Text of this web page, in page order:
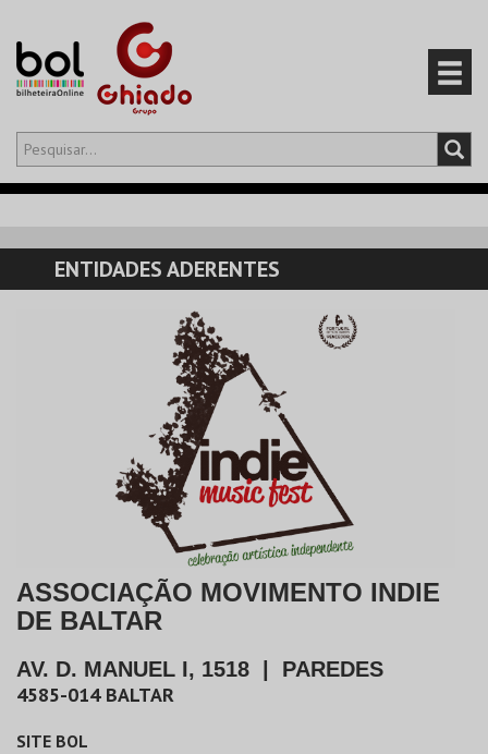
Olá,iniciar sessão
CARRINHO
EVENTOS
ENTIDADES ADERENTES
ASSOCIAÇÃO MOVIMENTO INDIE
DE BALTAR
AV. D. MANUEL I, 1518 PAREDES
4585-014 BALTAR
SITE BOL